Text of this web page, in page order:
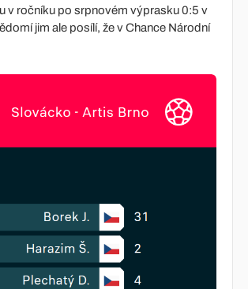
v ročníku po srpnovém výprasku 0:5 v
jim ale posílí, že v Chance Národní